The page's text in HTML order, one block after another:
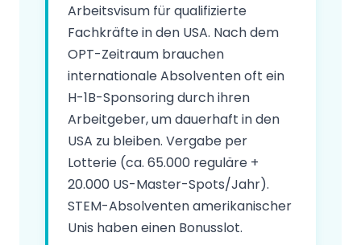
Arbeitsvisum für qualifizierte
Fachkräfte in den USA. Nach dem
OPT-Zeitraum brauchen
internationale Absolventen oft ein
H-1B-Sponsoring durch ihren
Arbeitgeber, um dauerhaft in den
USA zu bleiben. Vergabe per
Lotterie (ca. 65.000 reguläre +
20.000 US-Master-Spots/Jahr).
STEM-Absolventen amerikanischer
Unis haben einen Bonusslot.